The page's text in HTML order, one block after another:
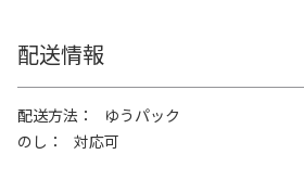
配送情報
配送方法
ゆうパック
のし
対応可